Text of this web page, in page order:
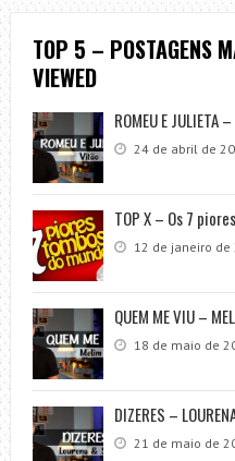
TOP 5 – POSTAGENS
VIEWED
ROMEU E JULIETA
24 de abril de
TOP X – Os 7
12 de janeiro de
QUEM ME VIU –
18 de maio de
DIZERES –
21 de maio de